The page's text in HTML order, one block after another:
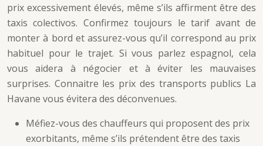
prix excessivement élevés, même s’ils affirment être des
taxis colectivos. Confirmez toujours le tarif avant de
monter à bord et assurez-vous qu’il correspond au prix
habituel pour le trajet. Si vous parlez espagnol, cela
vous aidera à négocier et à éviter les mauvaises
surprises. Connaitre les prix des transports publics La
Havane vous évitera des déconvenues.
Méfiez-vous des chauffeurs qui proposent des prix
exorbitants, même s’ils prétendent être des taxis